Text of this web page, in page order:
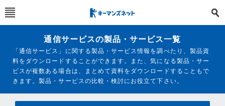
通信サービスの製品・サービス一覧
「通信サービス」に関する製品・サービス情報を調べたり、製品資
料をダウンロードすることができます。また、気になる製品・サー
ビスが複数ある場合は、まとめて資料をダウンロードすることもで
きます。製品・サービスの比較・検討にお役立て下さい。